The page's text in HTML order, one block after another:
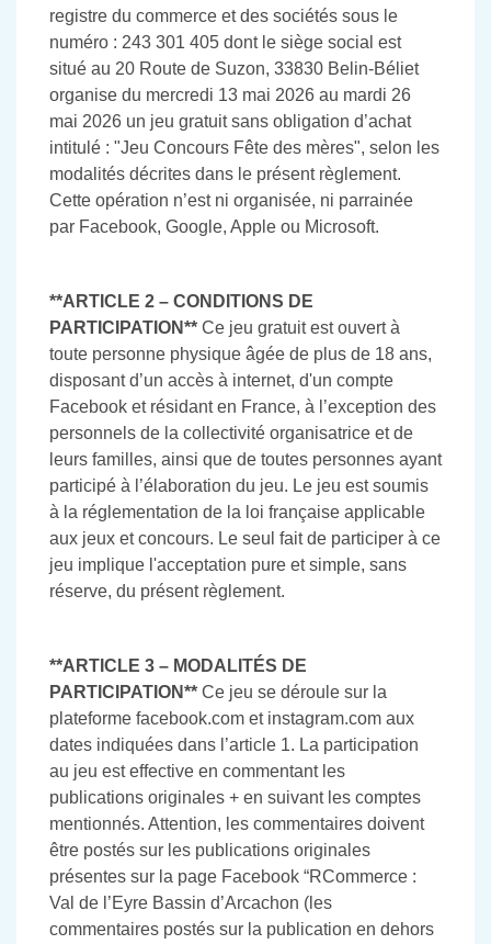
registre du commerce et des sociétés sous le
numéro : 243 301 405 dont le siège social est
situé au 20 Route de Suzon, 33830 Belin-Béliet
organise du mercredi 13 mai 2026 au mardi 26
mai 2026 un jeu gratuit sans obligation d’achat
intitulé : "Jeu Concours Fête des mères", selon les
modalités décrites dans le présent règlement.
Cette opération n’est ni organisée, ni parrainée
par Facebook, Google, Apple ou Microsoft.
**ARTICLE 2 – CONDITIONS DE
PARTICIPATION** Ce jeu gratuit est ouvert à
toute personne physique âgée de plus de 18 ans,
disposant d’un accès à internet, d'un compte
Facebook et résidant en France, à l’exception des
personnels de la collectivité organisatrice et de
leurs familles, ainsi que de toutes personnes ayant
participé à l’élaboration du jeu. Le jeu est soumis
à la réglementation de la loi française applicable
aux jeux et concours. Le seul fait de participer à ce
jeu implique l'acceptation pure et simple, sans
réserve, du présent règlement.
**ARTICLE 3 – MODALITÉS DE
PARTICIPATION** Ce jeu se déroule sur la
plateforme facebook.com et instagram.com aux
dates indiquées dans l’article 1. La participation
au jeu est effective en commentant les
publications originales + en suivant les comptes
mentionnés. Attention, les commentaires doivent
être postés sur les publications originales
présentes sur la page Facebook “RCommerce :
Val de l’Eyre Bassin d’Arcachon (les
commentaires postés sur la publication en dehors